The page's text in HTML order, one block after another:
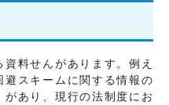
料せんがあります。例え
スキームに関する情報の
あり、現行の法制度にお